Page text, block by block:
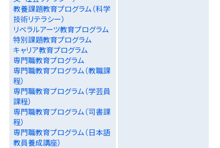
教養課題教育プログラム（科学
技術リテラシー）
リベラルアーツ教育プログラム
特別課題教育プログラム
キャリア教育プログラム
専門職教育プログラム
専門職教育プログラム（教職課
程）
専門職教育プログラム（学芸員
課程）
専門職教育プログラム（司書課
程）
専門職教育プログラム（日本語
教員養成講座）